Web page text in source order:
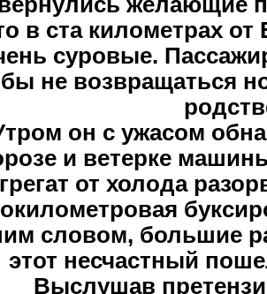
в ста километрах
суровые.
не возвращаться
он с ужасом
и ветерке
от холода
словом, большие
этот несчастный
Выслушав